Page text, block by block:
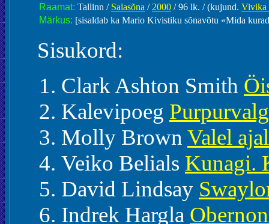
Raamat: Tallinn / Salasõna / 2000 / 96 lk. / (kujund. Vivika
Märkus: [sisaldab ka Mario Kivistiku sõnavõtu «Mida
Sisukord:
Clark Ashton Smith
Kalevipoeg
Molly Brown Valel ajal
Veiko Belials Kunagi.
David Lindsay
Indrek Hargla